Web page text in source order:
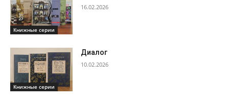
Книжные серии
16.02.2026
Книжные серии
Диалог
10.02.2026